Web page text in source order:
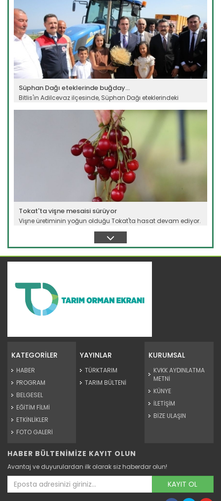
Süphan Dağı eteklerinde buğday...
Bitlis'in Adilcevaz ilçesinde, Süphan Dağı eteklerindeki
Tokat'ta vişne mesaisi sürüyor
Vişne üretiminin yoğun olduğu Tokat'ta hasat devam ediyor.
sezonu...
Kahramanmaraş’ta çığşar kirazı...
Kahramanmaraş’ta kiraz hasat etkinliği düzenlendi. Andırın...
Devamını Oku ->
KATEGORİLER
HABER
PROGRAM
BELGESEL
EĞİTİM FİLMİ
ETKİNLİKLER
FOTO GALERİ
YAYINLAR
TÜRKTARIM
TARIM BÜLTENİ
KURUMSAL
KVKK AYDINLATMA
METNİ
KÜNYE
İLETİŞİM
BİZE ULAŞIN
HABER BÜLTENİMİZE KAYIT OLUN
Avantaj ve duyurulardan ilk olarak siz haberdar olun!
KAYIT OL